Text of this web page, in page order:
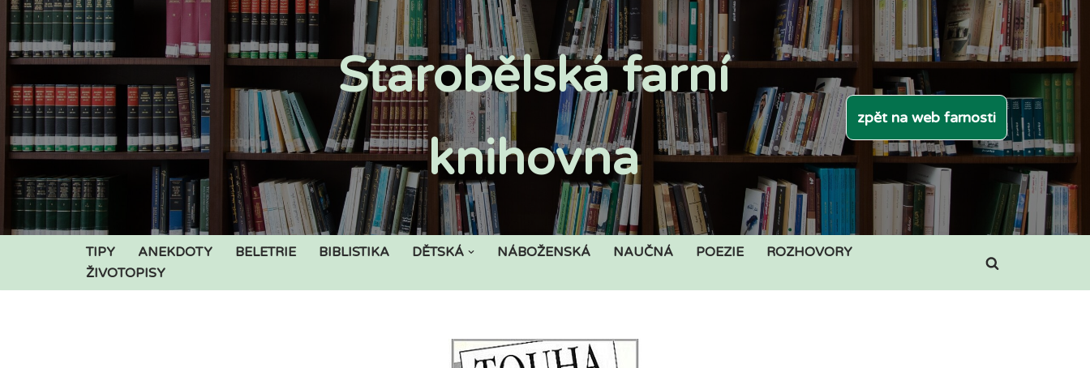
Přeskočit
na
obsah
Starobělská farní
knihovna
zpět na web farnosti
TIPY ANEKDOTY BELETRIE BIBLISTIKA DĚTSKÁ NÁBOŽENSKÁ NAUČNÁ POEZIE
ROZHOVORY
ŽIVOTOPISY